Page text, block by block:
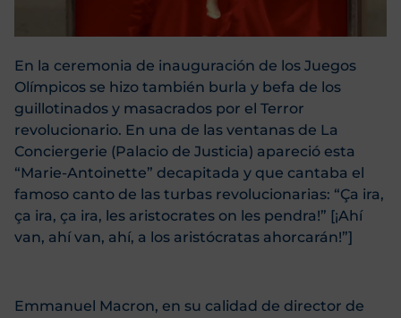
En la ceremonia de inauguración de los Juegos
Olímpicos se hizo también burla y befa de los
guillotinados y masacrados por el Terror
revolucionario. En una de las ventanas de La
Conciergerie (Palacio de Justicia) apareció esta
“Marie-Antoinette” decapitada y que cantaba el
famoso canto de las turbas revolucionarias: “Ça ira,
ça ira, ça ira, les aristocrates on les pendra!” [¡Ahí
van, ahí van, ahí, a los aristócratas ahorcarán!”]
Emmanuel Macron, en su calidad de director de